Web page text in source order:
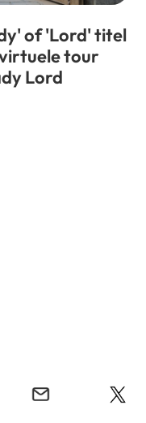
of 'Lord' titel
tour
Lord